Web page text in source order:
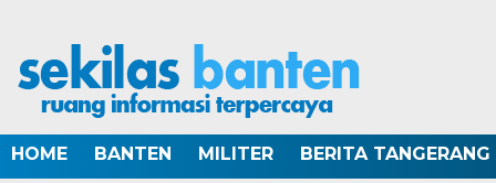
HOME BANTEN MILITER BERITA TANGERANG